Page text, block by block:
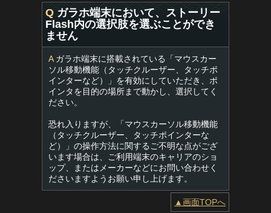
Q ガラホ端末において、ストーリー
Flash内の選択肢を選ぶことができ
ません
Aガラホ端末に搭載されている「マウスカー
ソル移動機能（タッチクルーザー、タッチポ
インターなど）」を有効にしていただき、ポ
インタを目的の場所まで動かし、選択してく
ださい。
恐れ入りますが、「マウスカーソル移動機能
（タッチクルーザー、タッチポインターな
ど）」の操作方法に関するご不明な点がござ
います場合は、ご利用端末のキャリアのショ
ップ、またはメーカーなどにお問い合わせく
ださいますようお願い申し上げます。
▲画面TOPへ